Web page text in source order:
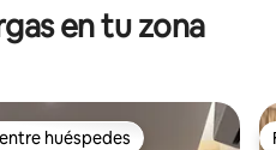
en tu zona
huéspedes